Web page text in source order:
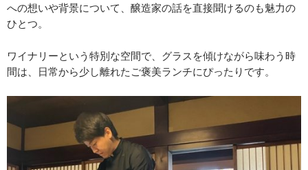
への想いや背景について、醸造家の話を直接聞けるのも魅力の
ひとつ。
ワイナリーという特別な空間で、グラスを傾けながら味わう時
間は、日常から少し離れたご褒美ランチにぴったりです。